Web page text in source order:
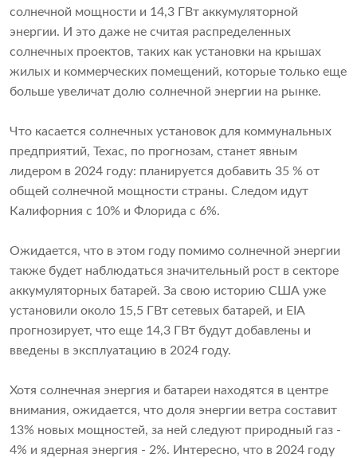
солнечной мощности и 14,3 ГВт аккумуляторной
энергии. И это даже не считая распределенных
солнечных проектов, таких как установки на крышах
жилых и коммерческих помещений, которые только еще
больше увеличат долю солнечной энергии на рынке.
Что касается солнечных установок для коммунальных
предприятий, Техас, по прогнозам, станет явным
лидером в 2024 году: планируется добавить 35 % от
общей солнечной мощности страны. Следом идут
Калифорния с 10% и Флорида с 6%.
Ожидается, что в этом году помимо солнечной энергии
также будет наблюдаться значительный рост в секторе
аккумуляторных батарей. За свою историю США уже
установили около 15,5 ГВт сетевых батарей, и EIA
прогнозирует, что еще 14,3 ГВт будут добавлены и
введены в эксплуатацию в 2024 году.
Хотя солнечная энергия и батареи находятся в центре
внимания, ожидается, что доля энергии ветра составит
13% новых мощностей, за ней следуют природный газ -
4% и ядерная энергия - 2%. Интересно, что в 2024 году